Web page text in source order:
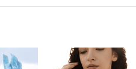
вчера, 18:56«Газпром»: объем